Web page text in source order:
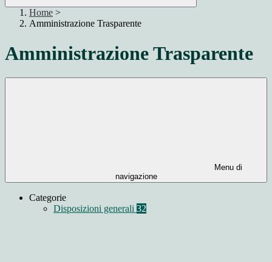
Home >
Amministrazione Trasparente
Amministrazione Trasparente
Menu di
navigazione
Categorie
Disposizioni generali 32